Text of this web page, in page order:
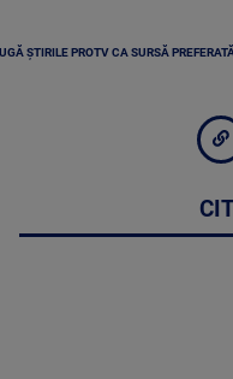
ȘTIRILE PROTV CA SURSĂ PREFERATĂ